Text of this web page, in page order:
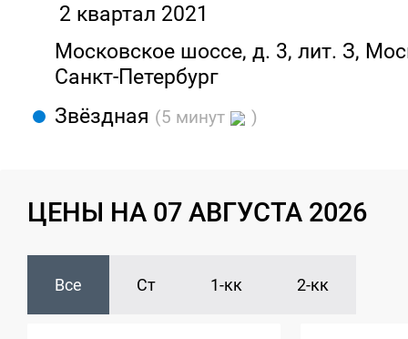
2 квартал 2021
Московское шоссе, д. 3, лит. З,
Санкт-Петербург
Звёздная (5 минут )
ЦЕНЫ НА 07 АВГУСТА 2026
Все Ст 1-кк 2-кк